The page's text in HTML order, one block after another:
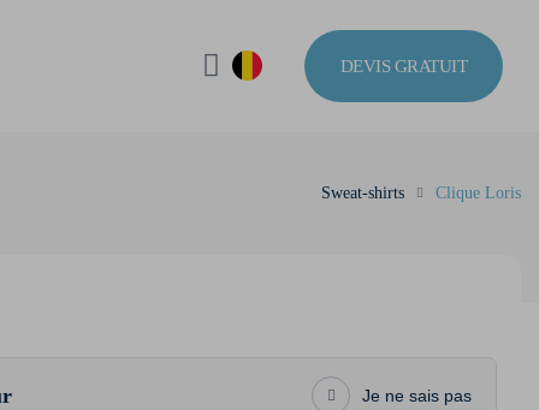
DEVIS GRATUIT
Sweat-shirts Clique Loris
Je ne sais pas